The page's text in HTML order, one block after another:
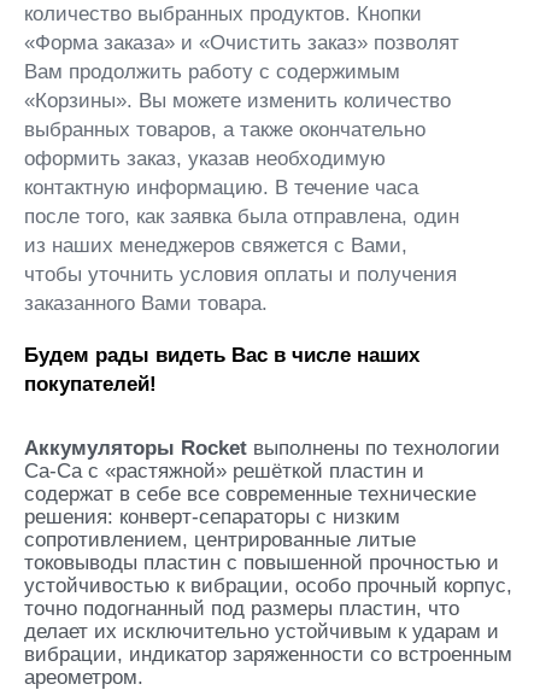
количество выбранных продуктов. Кнопки
«Форма заказа» и «Очистить заказ» позволят
Вам продолжить работу с содержимым
«Корзины». Вы можете изменить количество
выбранных товаров, а также окончательно
оформить заказ, указав необходимую
контактную информацию. В течение часа
после того, как заявка была отправлена, один
из наших менеджеров свяжется с Вами,
чтобы уточнить условия оплаты и получения
заказанного Вами товара.
Будем рады видеть Вас в числе наших
покупателей!
Аккумуляторы Rocket выполнены по технологии
Ca-Ca c «растяжной» решёткой пластин и
содержат в себе все современные технические
решения: конверт-сепараторы с низким
сопротивлением, центрированные литые
токовыводы пластин с повышенной прочностью и
устойчивостью к вибрации, особо прочный корпус,
точно подогнанный под размеры пластин, что
делает их исключительно устойчивым к ударам и
вибрации, индикатор заряженности со встроенным
ареометром.